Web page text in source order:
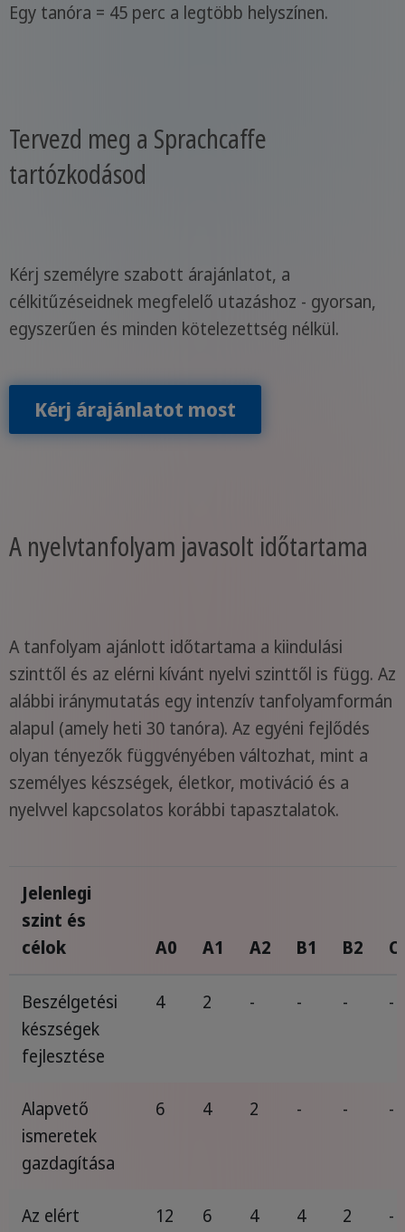
Egy tanóra = 45 perc a legtöbb helyszínen.
Tervezd meg a Sprachcaffe
tartózkodásod
Kérj személyre szabott árajánlatot, a
célkitűzéseidnek megfelelő utazáshoz - gyorsan,
egyszerűen és minden kötelezettség nélkül.
Kérj árajánlatot most
A nyelvtanfolyam javasolt időtartama
A tanfolyam ajánlott időtartama a kiindulási
szinttől és az elérni kívánt nyelvi szinttől is függ. Az
alábbi iránymutatás egy intenzív tanfolyamformán
alapul (amely heti 30 tanóra). Az egyéni fejlődés
olyan tényezők függvényében változhat, mint a
személyes készségek, életkor, motiváció és a
nyelvvel kapcsolatos korábbi tapasztalatok.
Jelenlegi
szint és
célok
A0 A1 A2 B1 B2
Beszélgetési
készségek
fejlesztése
4 2 - - - -
Alapvető
ismeretek
gazdagítása
6 4 2 - - -
Az elért
12 6 4 4 2 -